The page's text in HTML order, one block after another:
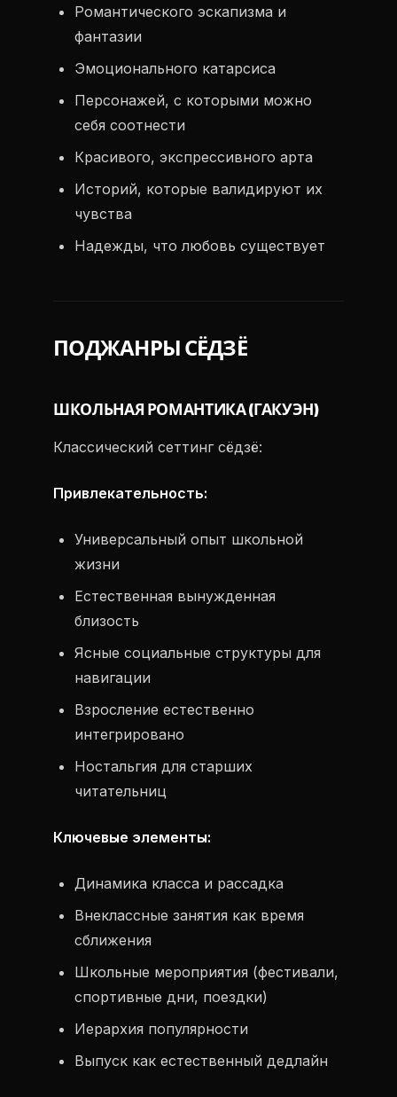
Романтического эскапизма и
фантазии
Эмоционального катарсиса
Персонажей, с которыми можно
себя соотнести
Красивого, экспрессивного арта
Историй, которые валидируют их
чувства
Надежды, что любовь существует
ПОДЖАНРЫ СЁДЗЁ
ШКОЛЬНАЯ РОМАНТИКА (ГАКУЭН)
Классический сеттинг сёдзё:
Привлекательность:
Универсальный опыт школьной
жизни
Естественная вынужденная
близость
Ясные социальные структуры для
навигации
Взросление естественно
интегрировано
Ностальгия для старших
читательниц
Ключевые элементы:
Динамика класса и рассадка
Внеклассные занятия как время
сближения
Школьные мероприятия (фестивали,
спортивные дни, поездки)
Иерархия популярности
Выпуск как естественный дедлайн